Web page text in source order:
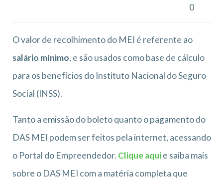
0
O valor de recolhimento do MEI é referente ao
salário mínimo, e são usados como base de cálculo
para os benefícios do Instituto Nacional do Seguro
Social (INSS).
Tanto a emissão do boleto quanto o pagamento do
DAS MEI podem ser feitos pela internet, acessando
o Portal do Empreendedor. Clique aquie saiba mais
sobre o DAS MEI com a matéria completa que